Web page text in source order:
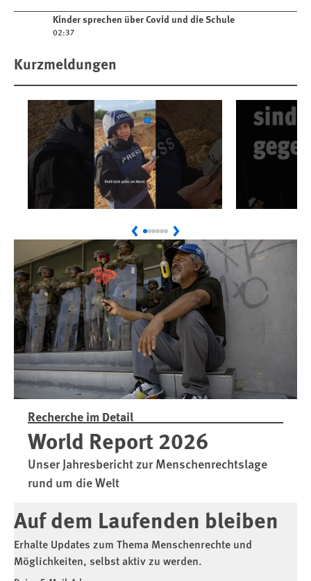
Play videoKinder sprechen über Covid und die Schule
02:37
Kurzmeldungen
Libanon: Israels Tötung
von Amal Khalil ist ein
mutmaßliches
Kriegsverbrechen
nach
PreviousNext
Recherche im Detail
World Report 2026
Unser Jahresbericht zur Menschenrechtslage
rund um die Welt
Auf dem Laufenden bleiben
Erhalte Updates zum Thema Menschenrechte und
Möglichkeiten, selbst aktiv zu werden.